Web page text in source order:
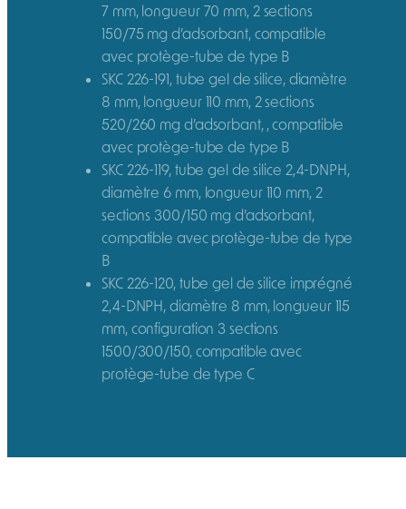
7 mm, longueur 70 mm, 2 sections
150/75 mg d’adsorbant, compatible
avec protège-tube de type B
SKC 226-191, tube gel de silice, diamètre
8 mm, longueur 110 mm, 2 sections
520/260 mg d’adsorbant, , compatible
avec protège-tube de type B
SKC 226-119, tube gel de silice 2,4-DNPH,
diamètre 6 mm, longueur 110 mm, 2
sections 300/150 mg d’adsorbant,
compatible avec protège-tube de type
B
SKC 226-120, tube gel de silice imprégné
2,4-DNPH, diamètre 8 mm, longueur 115
mm, configuration 3 sections
1500/300/150, compatible avec
protège-tube de type C